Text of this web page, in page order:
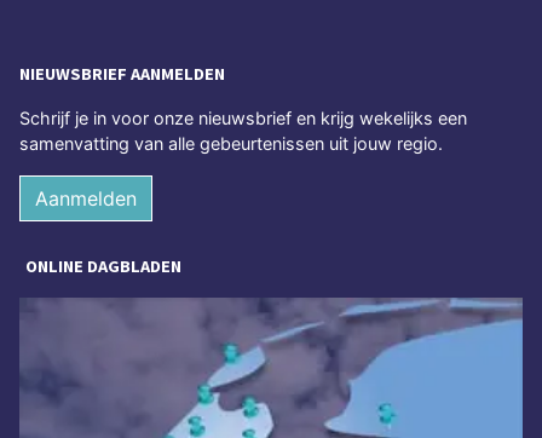
NIEUWSBRIEF AANMELDEN
Schrijf je in voor onze nieuwsbrief en krijg wekelijks een
samenvatting van alle gebeurtenissen uit jouw regio.
Aanmelden
ONLINE DAGBLADEN